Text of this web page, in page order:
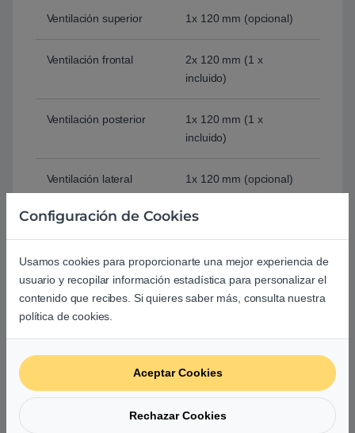
Ventilación superior 1x 120 mm (opcional)
Ventilación frontal
2x 120 mm (1 x
incluido)
Ventilación posterior
1x 120 mm (1 x
incluido)
Ventilación lateral 1x 120 mm (opcional)
Interfaz
2x USB 2.0
1x USB 3.0
Audio y micrófono
Dimensiones 202 x 378 x 445 mm
Peso 4.3 kg
Negro
Configuración de Cookies
Usamos cookies para proporcionarte una mejor experiencia de
usuario y recopilar información estadística para personalizar el
contenido que recibes. Si quieres saber más, consulta nuestra
política de cookies.
Aceptar Cookies
Rechazar Cookies